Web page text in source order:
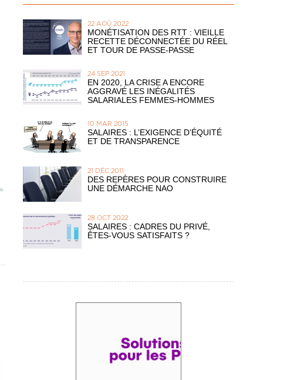
22 AOÛ 2022
MONÉTISATION DES RTT : VIEILLE
RECETTE DÉCONNECTÉE DU RÉEL
ET TOUR DE PASSE-PASSE
24 SEP 2021
EN 2020, LA CRISE A ENCORE
AGGRAVÉ LES INÉGALITÉS
SALARIALES FEMMES-HOMMES
10 MAR 2015
SALAIRES : L’EXIGENCE D’ÉQUITÉ
ET DE TRANSPARENCE
21 DÉC 2011
DES REPÈRES POUR CONSTRUIRE
UNE DÉMARCHE NAO
28 OCT 2022
SALAIRES : CADRES DU PRIVÉ,
ÊTES-VOUS SATISFAITS ?